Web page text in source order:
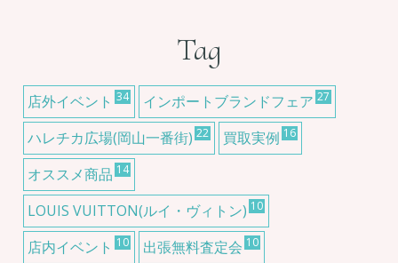
Tag
店外イベント 34 インポートブランドフェア 27
ハレチカ広場(岡山一番街) 22 買取実例 16
オススメ商品 14
LOUIS VUITTON(ルイ・ヴィトン) 10
店内イベント 10 出張無料査定会 10